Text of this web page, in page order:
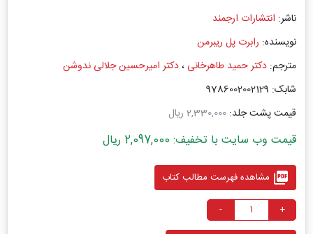
ناشر: انتشارات ارجمند
نویسنده: رابرت پل ریبرمن
مترجم: دکتر حمید طاهرخانی ،دکتر امیرحسین جلالی ندوشن
شابک: 9786002002129
قیمت پشت جلد: 2,330,000 ریال
قیمت وب سایت با تخفیف: 2,097,000 ریال
picture_as_pdf مشاهده فهرست مطالب کتاب
+
-